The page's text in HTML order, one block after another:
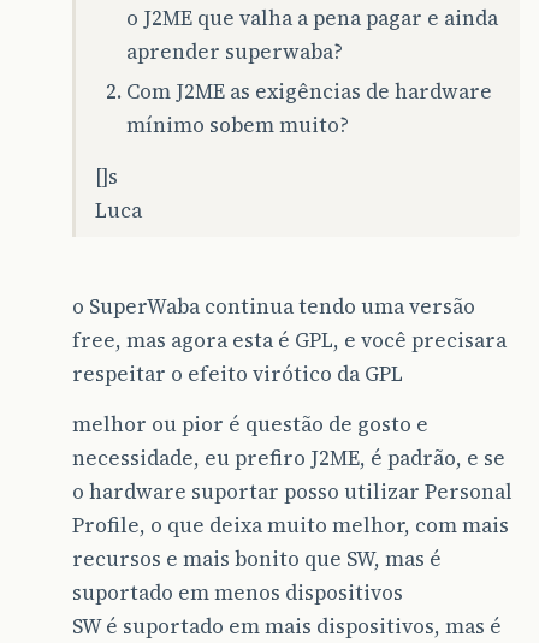
o J2ME que valha a pena pagar e ainda
aprender superwaba?
Com J2ME as exigências de hardware
mínimo sobem muito?
[]s
Luca
o SuperWaba continua tendo uma versão
free, mas agora esta é GPL, e você precisara
respeitar o efeito virótico da GPL
melhor ou pior é questão de gosto e
necessidade, eu prefiro J2ME, é padrão, e se
o hardware suportar posso utilizar Personal
Profile, o que deixa muito melhor, com mais
recursos e mais bonito que SW, mas é
suportado em menos dispositivos
SW é suportado em mais dispositivos, mas é